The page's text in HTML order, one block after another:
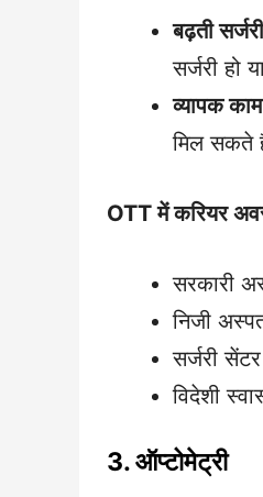
बढ़ती
सर्जरी हो
व्यापक
मिल सकते
OTT में करियर
सरकारी
निजी
सर्जरी सेंटर
विदेशी
3. ऑप्टोमेट्री